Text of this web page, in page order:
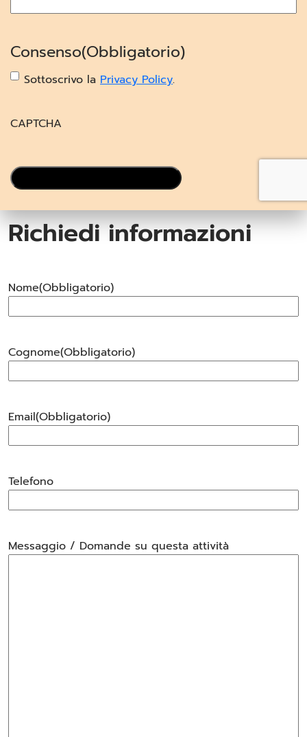
Consenso(Obbligatorio)
Sottoscrivo la Privacy Policy.
CAPTCHA
Richiedi informazioni
Nome(Obbligatorio)
Cognome(Obbligatorio)
Email(Obbligatorio)
Telefono
Messaggio / Domande su questa attività